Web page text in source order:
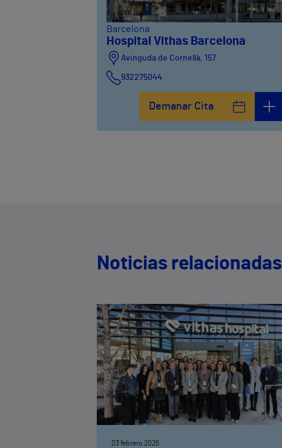
Barcelona
Hospital Vithas Barcelona
Avinguda de Cornellà, 157
932275044
Demanar Cita
Noticias relacionadas
03 febrero 2026